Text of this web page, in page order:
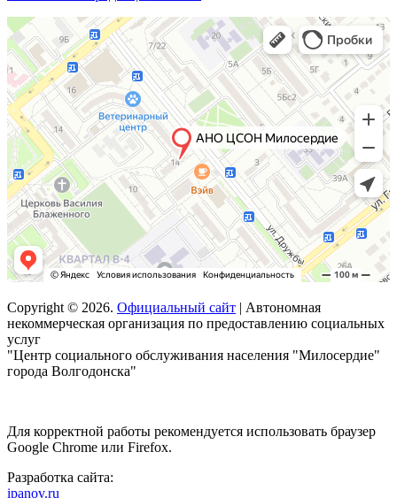
Copyright © 2026. Официальный сайт | Автономная
некоммерческая организация по предоставлению социальных
услуг
"Центр социального обслуживания населения "Милосердие"
города Волгодонска"
Для корректной работы рекомендуется использовать браузер
Google Chrome или Firefox.
Разработка сайта:
ipanov.ru